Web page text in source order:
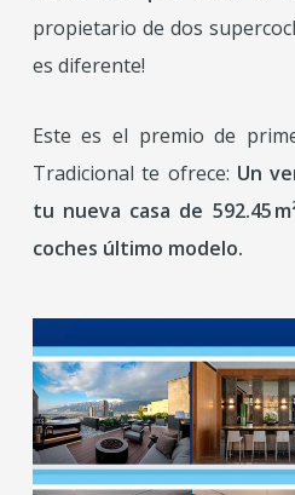
propietario de dos
es diferente!
Este es el premio de
Tradicional te ofrece: Un
tu nueva casa de 592.45
coches último modelo.